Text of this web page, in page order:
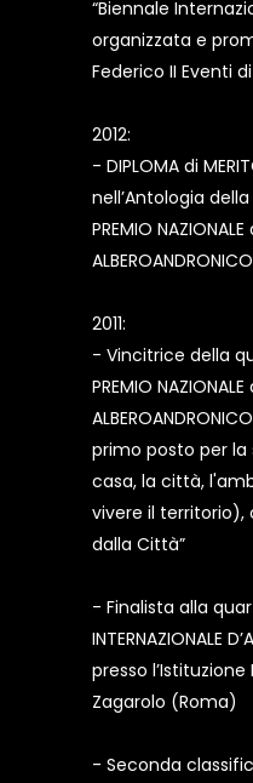
“Biennale
organizzata e
Federico II Eventi di
2012:
- DIPLOMA di
nell’Antologia
PREMIO
2011:
- Vincitrice della
PREMIO
primo posto per la
casa, la città,
vivere il territorio),
dalla Città”
- Finalista alla
INTERNAZIONALE
presso l’Istituzione
Zagarolo (Roma)
- Seconda